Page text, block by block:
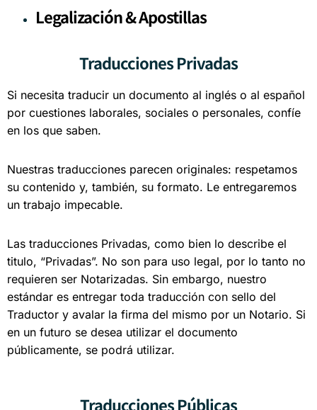
Legalización & Apostillas
Traducciones Privadas
Si necesita traducir un documento al inglés o al español
por cuestiones laborales, sociales o personales, confíe
en los que saben.
Nuestras traducciones parecen originales: respetamos
su contenido y, también, su formato. Le entregaremos
un trabajo impecable.
Las traducciones Privadas, como bien lo describe el
titulo, “Privadas”. No son para uso legal, por lo tanto no
requieren ser Notarizadas. Sin embargo, nuestro
estándar es entregar toda traducción con sello del
Traductor y avalar la firma del mismo por un Notario. Si
en un futuro se desea utilizar el documento
públicamente, se podrá utilizar.
Traducciones Públicas